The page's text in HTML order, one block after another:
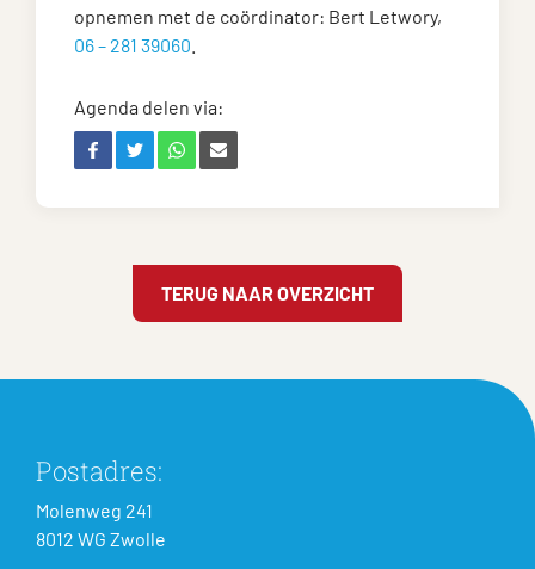
opnemen met de coördinator: Bert Letwory,
06 – 281 39060
Agenda delen via:
TERUG NAAR OVERZICHT
Postadres:
Molenweg 241
8012 WG Zwolle